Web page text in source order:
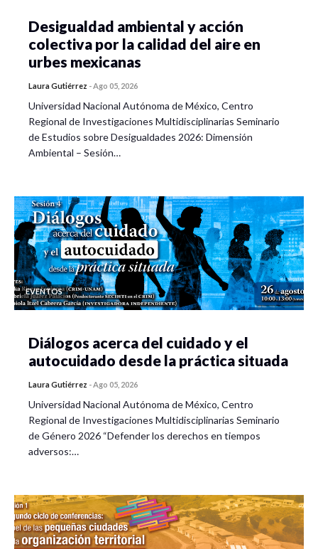
Desigualdad ambiental y acción
colectiva por la calidad del aire en
urbes mexicanas
Laura Gutiérrez -Ago 05, 2026
Universidad Nacional Autónoma de México, Centro
Regional de Investigaciones Multidisciplinarias Seminario
de Estudios sobre Desigualdades 2026: Dimensión
Ambiental – Sesión…
EVENTOS
Diálogos acerca del cuidado y el
autocuidado desde la práctica situada
Laura Gutiérrez -Ago 05, 2026
Universidad Nacional Autónoma de México, Centro
Regional de Investigaciones Multidisciplinarias Seminario
de Género 2026 “Defender los derechos en tiempos
adversos:…